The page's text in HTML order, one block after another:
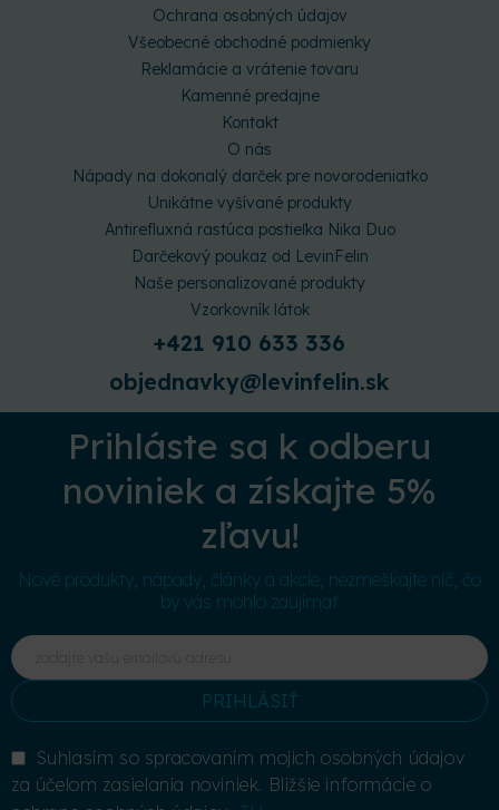
Ochrana osobných údajov
Všeobecné obchodné podmienky
Reklamácie a vrátenie tovaru
Kamenné predajne
Kontakt
O nás
Nápady na dokonalý darček pre novorodeniatko
Unikátne vyšívané produkty
Antirefluxná rastúca postieľka Nika Duo
Darčekový poukaz od LevinFelin
Naše personalizované produkty
Vzorkovník látok
+421 910 633 336
objednavky@levinfelin.sk
Prihláste sa k odberu
noviniek a získajte 5%
zľavu!
Nové produkty, nápady, články a akcie, nezmeškajte nič, čo
by vás mohlo zaujímať
PRIHLÁSIŤ
Suhlasím so spracovaním mojich osobných údajov
za účelom zasielania noviniek. Bližšie informácie o